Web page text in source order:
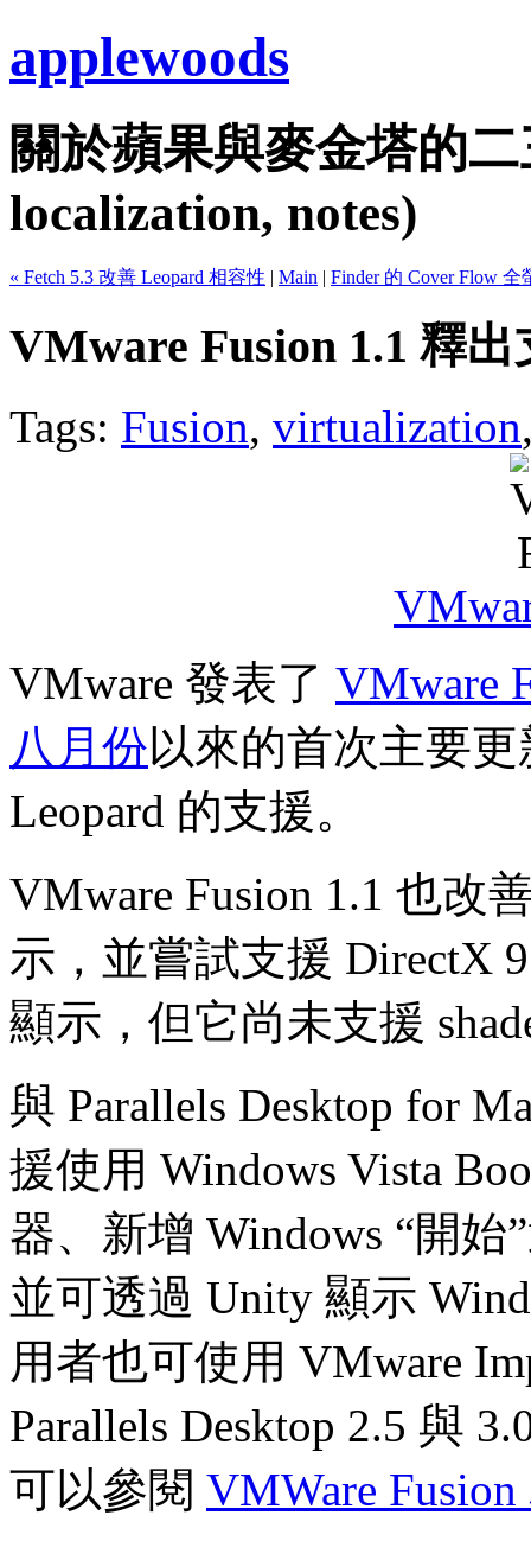
applewoods
關於蘋果與麥金塔的
localization, notes)
« Fetch 5.3 改善 Leopard 相容性 | Main | Finder 的 Cover Flow 全
VMware Fusion 1.1 釋
Tags: Fusion, virtualization
VMware 發表了 VMware
八月份以來的首次主要更
Leopard 的支援。
VMware Fusion 1.1 也改
示，並嘗試支援 DirectX
顯示，但它尚未支援
與 Parallels Desktop for
援使用 Windows Vista
器、新增 Windows “開
並可透過 Unity 顯示
用者也可使用 VMware
Parallels Desktop 2.5 與
可以參閱 VMWare